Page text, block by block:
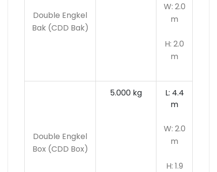
Double Engkel
Bak (CDD Bak)
W: 2.0
m
H: 2.0
m
Double Engkel
Box (CDD Box)
5.000 kg
L: 4.4
m
W: 2.0
m
H: 1.9